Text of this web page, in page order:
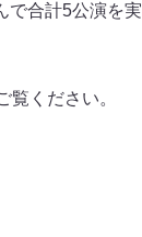
で合計5公演を実
ください。